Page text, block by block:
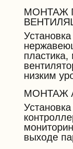
МОНТАЖ
низким
МОНТАЖ
выходе